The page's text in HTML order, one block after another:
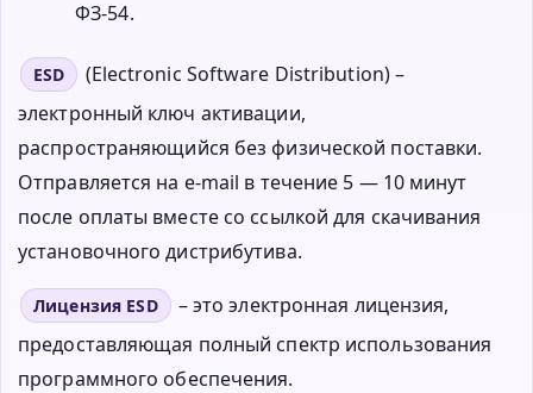
ФЗ-54.
ESD
(Electronic Software Distribution) –
электронный ключ активации,
распространяющийся без физической поставки.
Отправляется на e-mail в течение 5 — 10 минут
после оплаты вместе со ссылкой для скачивания
установочного дистрибутива.
Лицензия ESD
– это электронная лицензия,
предоставляющая полный спектр использования
программного обеспечения.